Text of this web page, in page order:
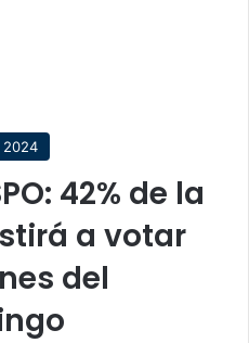
2024
42% de la
a votar
del